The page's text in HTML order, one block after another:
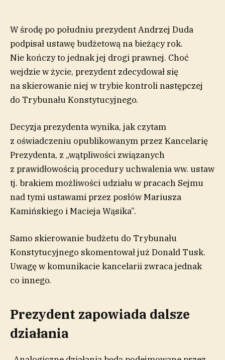
W środę po południu prezydent Andrzej Duda
podpisał ustawę budżetową na bieżący rok.
Nie kończy to jednak jej drogi prawnej. Choć
wejdzie w życie, prezydent zdecydował się
na skierowanie niej w trybie kontroli następczej
do Trybunału Konstytucyjnego.
Decyzja prezydenta wynika, jak czytam
z oświadczeniu opublikowanym przez Kancelarię
Prezydenta, z „wątpliwości związanych
z prawidłowością procedury uchwalenia ww. ustaw
tj. brakiem możliwości udziału w pracach Sejmu
nad tymi ustawami przez posłów Mariusza
Kamińskiego i Macieja Wąsika”.
Samo skierowanie budżetu do Trybunału
Konstytucyjnego skomentował już Donald Tusk.
Uwagę w komunikacie kancelarii zwraca jednak
co innego.
Prezydent zapowiada dalsze
działania